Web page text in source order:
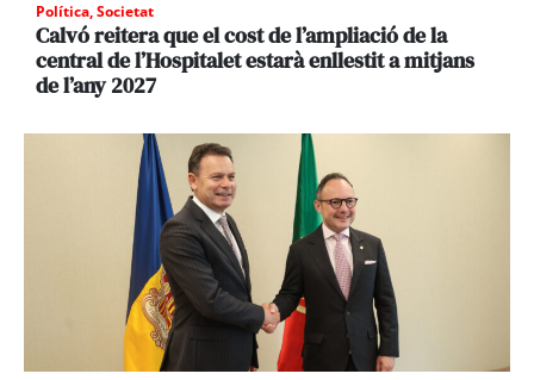
Política,Societat
Calvó reitera que el cost de l’ampliació de la
central de l’Hospitalet estarà enllestit a mitjans
de l’any 2027